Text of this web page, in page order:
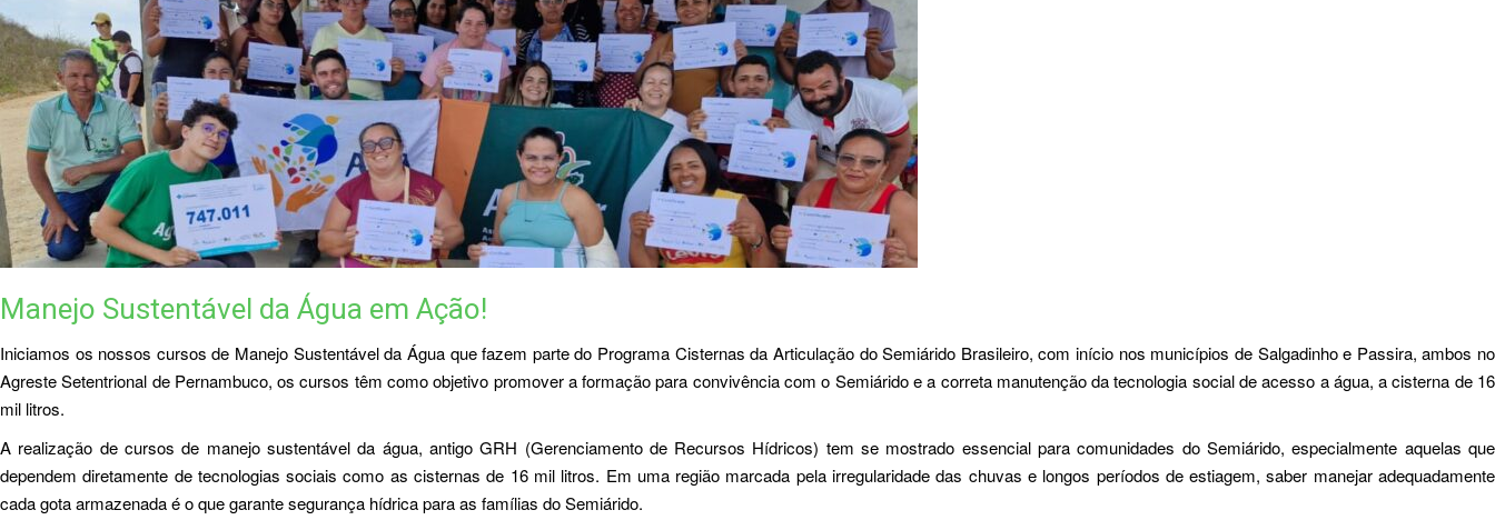
Manejo Sustentável da Água em Ação!
Iniciamos os nossos cursos de Manejo Sustentável da Água que fazem parte do Programa Cisternas da Articulação do Semiárido Brasileiro, com início nos municípios de Salgadinho e Passira, ambos no
Agreste Setentrional de Pernambuco, os cursos têm como objetivo promover a formação para convivência com o Semiárido e a correta manutenção da tecnologia social de acesso a água, a cisterna de 16
mil litros.
A realização de cursos de manejo sustentável da água, antigo GRH (Gerenciamento de Recursos Hídricos) tem se mostrado essencial para comunidades do Semiárido, especialmente aquelas que
dependem diretamente de tecnologias sociais como as cisternas de 16 mil litros. Em uma região marcada pela irregularidade das chuvas e longos períodos de estiagem, saber manejar adequadamente
cada gota armazenada é o que garante segurança hídrica para as famílias do Semiárido.